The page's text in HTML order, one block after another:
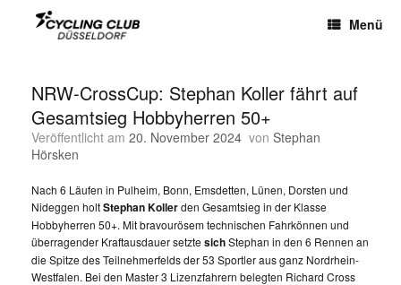
Menü
NRW-CrossCup: Stephan Koller fährt auf
Gesamtsieg Hobbyherren 50+
Veröffentlicht am 20. November 2024 von Stephan
Hörsken
Nach 6 Läufen in Pulheim, Bonn, Emsdetten, Lünen, Dorsten und
Nideggen holtStephan Kollerden Gesamtsieg in der Klasse
Hobbyherren 50+. Mit bravourösem technischen Fahrkönnen und
überragender Kraftausdauer setzte sichStephan in den 6 Rennen an
die Spitze des Teilnehmerfelds der 53 Sportler aus ganz Nordrhein-
Westfalen. Bei den Master 3 Lizenzfahrern belegten Richard Cross